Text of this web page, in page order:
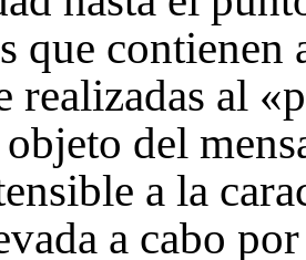
que
realizadas al
del
a la
a cabo